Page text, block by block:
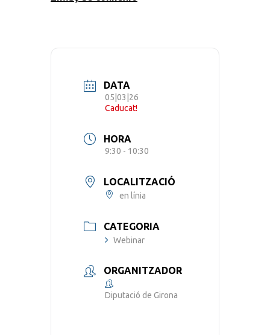
DATA
05|03|26
Caducat!
HORA
9:30 - 10:30
LOCALITZACIÓ
en línia
CATEGORIA
Webinar
ORGANITZADOR
Diputació de Girona